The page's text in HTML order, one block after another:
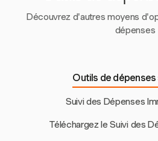
automatisées.
Découvrez d'autres moyens
dépenses
Outils de dépenses
Suivi des Dépenses
Téléchargez le Suivi des